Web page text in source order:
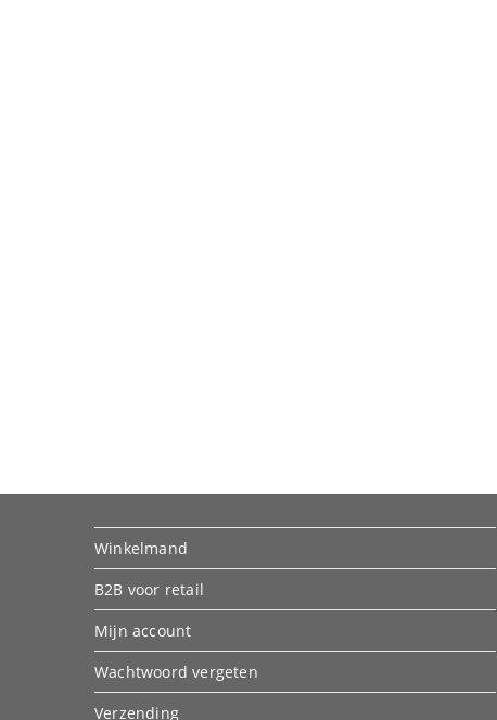
Winkelmand
B2B voor retail
Mijn account
Wachtwoord vergeten
Verzending